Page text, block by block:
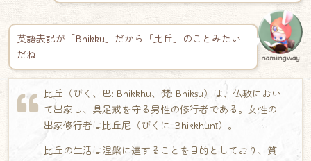
英語表記が「Bhikku」だから「比丘」のことみたい
だね
namingway
比丘（びく、巴: Bhikkhu、梵: Bhikṣu）は、仏教におい
て出家し、具足戒を守る男性の修行者である。女性の
出家修行者は比丘尼（びくに, Bhikkhunī）。
比丘の生活は涅槃に達することを目的としており、質